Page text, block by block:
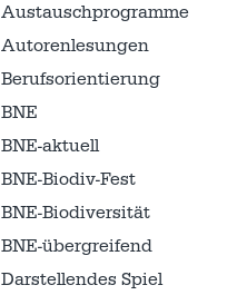
Austausch­programme
Autorenlesungen
Berufsorientierung
BNE
BNE-aktuell
BNE-Biodiv-Fest
BNE-Biodiversität
BNE-übergreifend
Darstellendes Spiel